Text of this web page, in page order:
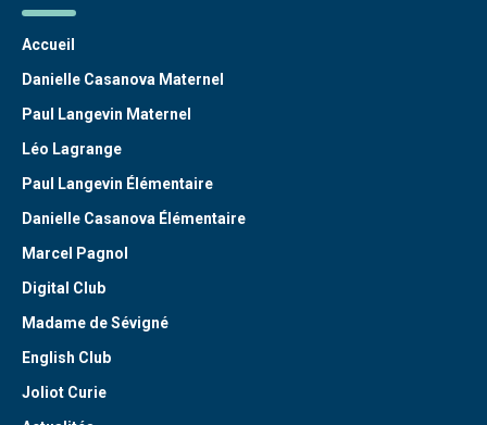
Accueil
Danielle Casanova Maternel
Paul Langevin Maternel
Léo Lagrange
Paul Langevin Élémentaire
Danielle Casanova Élémentaire
Marcel Pagnol
Digital Club
Madame de Sévigné
English Club
Joliot Curie